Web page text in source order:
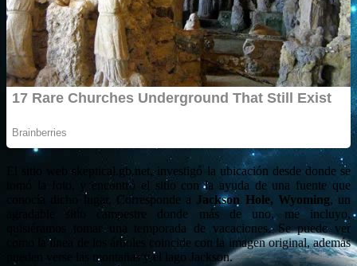
El sitio web skeptical.gb.net, investigó la ubicación desde donde se
tomó la foto, y encontró el sitio con la ayuda de una fuente que
conocía dicho lugar. Corresponde a Jackson Hole, Wyoming, un
agradable sitio campestre donde más de uno, me incluyo,
quisiéramos tomar una temporada de vacaciones. Se puede ver
como la línea de los árboles coincide con la imagen original, además
pueden verse las montañas y el lago Jackson.